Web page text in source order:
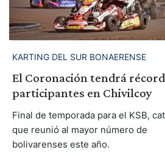
KARTING DEL SUR BONAERENSE
El Coronación tendrá
participantes en Chivilcoy
Final de temporada para el KSB,
que reunió al mayor número de
bolivarenses este año.